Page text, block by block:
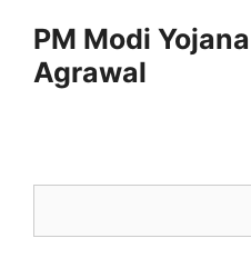
content
PM Modi
Agrawal